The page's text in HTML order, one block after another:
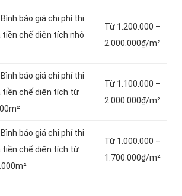
báo giá chi phí thi
tiền chế diện tích nhỏ
Từ 1.200.000 –
2.000.000₫/m²
báo giá chi phí thi
tiền chế diện tích từ
Từ 1.100.000 –
2.000.000₫/m²
báo giá chi phí thi
tiền chế diện tích từ
Từ 1.000.000 –
1.700.000₫/m²